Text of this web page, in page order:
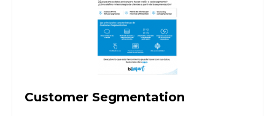
Customer Segmentation